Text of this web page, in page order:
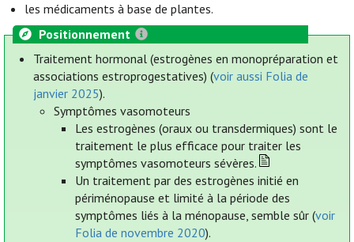
les médicaments à base de plantes.
Positionnement
Traitement hormonal (estrogènes en monopréparation et
associations estroprogestatives) (voir aussi Folia de
janvier 2025).
Symptômes vasomoteurs
Les estrogènes (oraux ou transdermiques) sont le
traitement le plus efficace pour traiter les
symptômes vasomoteurs sévères.
Un traitement par des estrogènes initié en
périménopause et limité à la période des
symptômes liés à la ménopause, semble sûr (voir
Folia de novembre 2020).